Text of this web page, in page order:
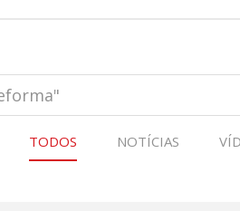
TODOS NOTÍCIAS